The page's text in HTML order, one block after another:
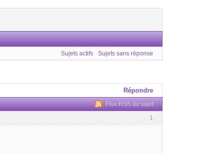
Sujets actifs Sujets sans réponse
Répondre
Flux RSS du sujet
1